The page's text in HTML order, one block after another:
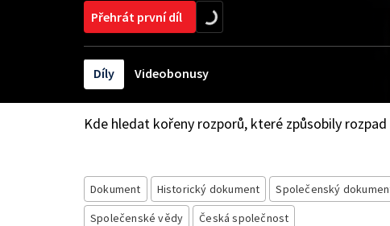
Přehrát první díl
Díly Videobonusy
Kde hledat kořeny rozporů, které způsobily
Dokument Historický dokument Společenský
Společenské vědy
Česká společnost